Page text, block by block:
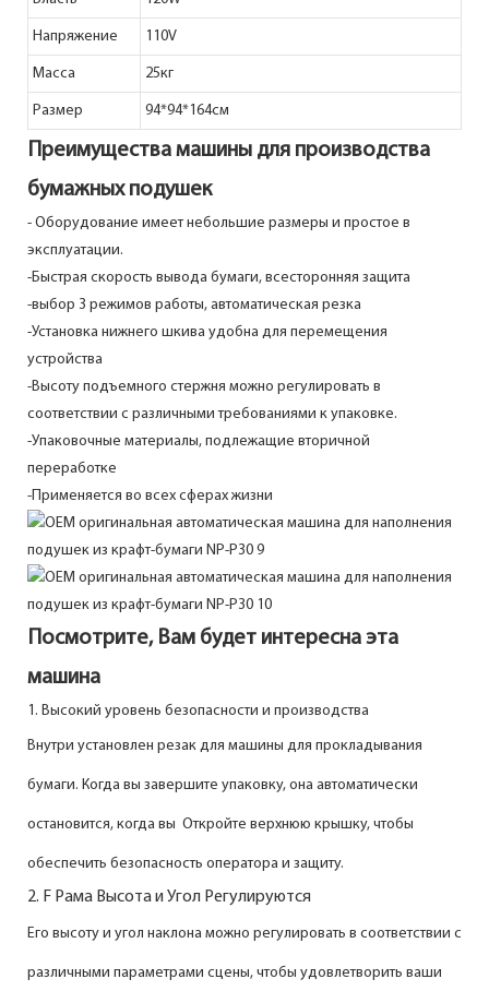
Напряжение 110V
Масса 25кг
Размер 94*94*164см
Преимущества машины для производства
бумажных подушек
- Оборудование имеет небольшие размеры и простое в
эксплуатации.
-Быстрая скорость вывода бумаги, всесторонняя защита
-выбор 3 режимов работы, автоматическая резка
-Установка нижнего шкива удобна для перемещения
устройства
-Высоту подъемного стержня можно регулировать в
соответствии с различными требованиями к упаковке.
-Упаковочные материалы, подлежащие вторичной
переработке
-Применяется во всех сферах жизни
Посмотрите, Вам будет интересна эта
машина
1. Высокий уровень безопасности и производства
Внутри установлен резак для машины для прокладывания
бумаги. Когда вы завершите упаковку, она автоматически
остановится, когда вы Откройте верхнюю крышку, чтобы
обеспечить безопасность оператора и защиту.
2. F Рама Высота и Угол Регулируются
Его высоту и угол наклона можно регулировать в соответствии с
различными параметрами сцены, чтобы удовлетворить ваши